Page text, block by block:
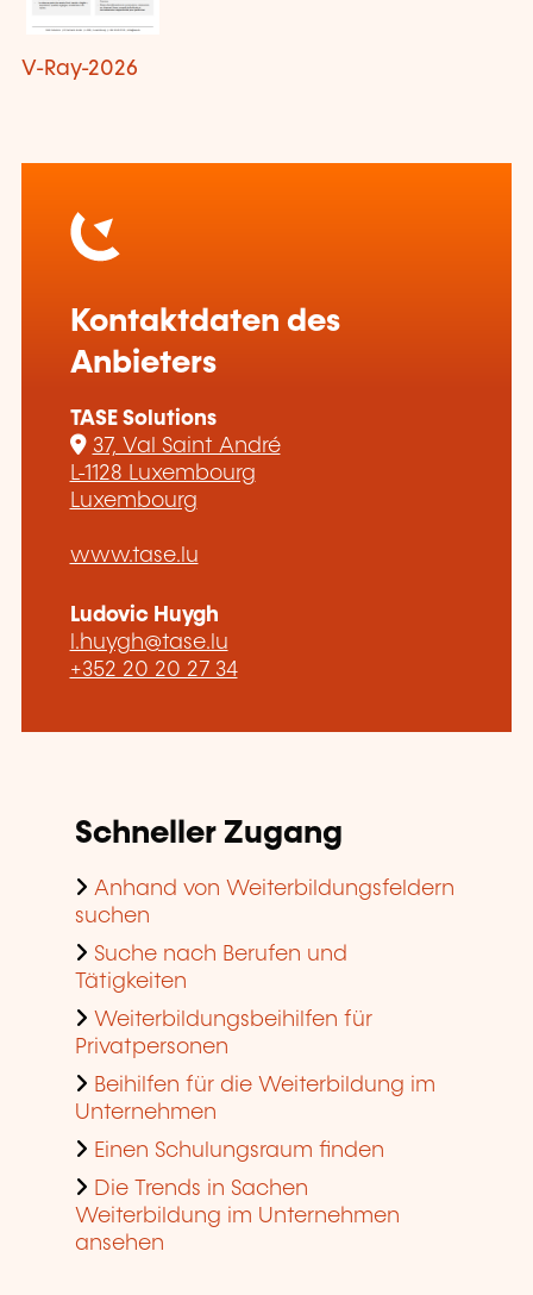
V-Ray-2026
Kontaktdaten des
Anbieters
TASE Solutions
37, Val Saint André
L-1128 Luxembourg
Luxembourg
www.tase.lu
Ludovic Huygh
l.huygh@tase.lu
+352 20 20 27 34
Schneller Zugang
Anhand von Weiterbildungsfeldern
suchen
Suche nach Berufen und
Tätigkeiten
Weiterbildungsbeihilfen für
Privatpersonen
Beihilfen für die Weiterbildung im
Unternehmen
Einen Schulungsraum finden
Die Trends in Sachen
Weiterbildung im Unternehmen
ansehen